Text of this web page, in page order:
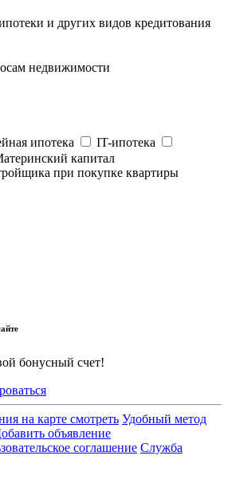
и других видов кредитования
недвижимости
ипотека
IT-ипотека
капитал
при покупке квартиры
бонусный счет!
на карте смотреть Удобный метод
объявление
соглашение Служба